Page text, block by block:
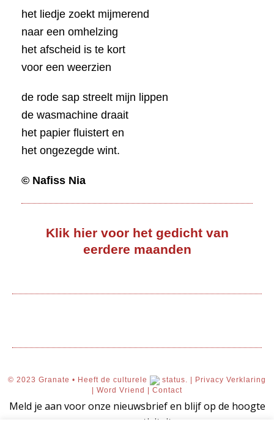
het liedje zoekt mijmerend
naar een omhelzing
het afscheid is te kort
voor een weerzien
de rode sap streelt mijn lippen
de wasmachine draait
het papier fluistert en
het ongezegde wint.
© Nafiss Nia
Klik hier voor het gedicht van
eerdere maanden
© 2023 Granate • Heeft de culturele status. |
Privacy Verklaring
| Word Vriend | Contact
Meld je aan voor onze nieuwsbrief en blijf op de hoogte
van onze activiteiten.